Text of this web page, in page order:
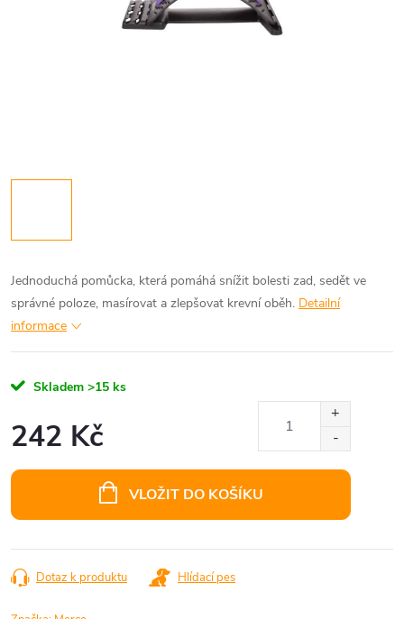
Jednoduchá pomůcka, která pomáhá snížit bolesti zad, sedět ve
správné poloze, masírovat a zlepšovat krevní oběh. Detailní
informace
Skladem >15 ks
242 Kč
VLOŽIT DO KOŠÍKU
Dotaz k produktu Hlídací pes